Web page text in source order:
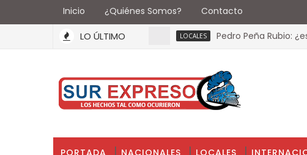
Inicio ¿Quiénes Somos? Contacto
LO ÚLTIMO LOCALES Pedro Peña Rubio: ¿es
PORTADA NACIONALES LOCALES